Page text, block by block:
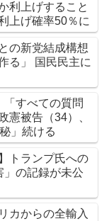
利上げすること
上げ確率50％に
の新党結成構想
る」 国民民主に
「すべての質問
憲被告（34）、
」続ける
トランプ氏への
」の記録が未公
カからの全輸入